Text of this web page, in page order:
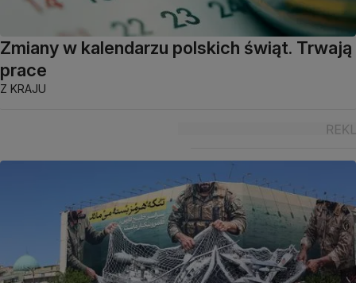
Zmiany w kalendarzu polskich świąt. Trwają
prace
Z KRAJU